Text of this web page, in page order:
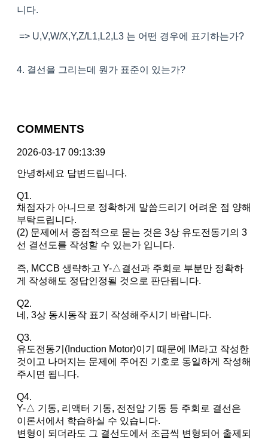
니다.
=> U,V,W/X,Y,Z/L1,L2,L3 는 어떤 경우에 표기하는가?
4. 결선을 그리는데 뭔가 표준이 있는가?
COMMENTS
2026-03-17 09:13:39
안녕하세요 답변드립니다.
Q1.
채점자가 아니므로 정확하게 말씀드리기 어려운 점 양해
부탁드립니다.
(2) 문제에서 중점적으로 묻는 것은 3상 유도전동기의 3
선 결선도를 작성할 수 있는가 입니다.
즉, MCCB 생략하고 Y-△결선과 주회로 부분만 정확하
게 작성해도 정답인정될 것으로 판단됩니다.
Q2.
네, 3상 동시동작 표기 작성해주시기 바랍니다.
Q3.
유도전동기(Induction Motor)이기 때문에 IM라고 작성한
것이고 나머지는 문제에 주어진 기호로 동일하게 작성해
주시면 됩니다.
Q4.
Y-△ 기동, 리액터 기동, 전전압 기동 등 주회로 결선은
이론서에서 학습하실 수 있습니다.
변형이 되더라도 그 결선도에서 조금씩 변형되어 출제되